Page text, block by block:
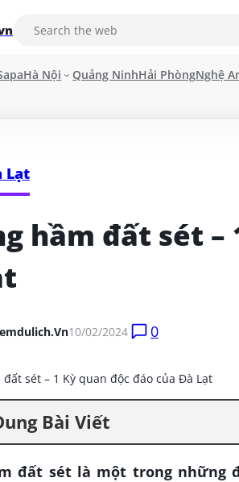
Hà Nội Quảng NinhHải PhòngNghệ
Lạt
hầm đất sét –
10/02/2024 0
Bài Viết
đất sét là một trong những